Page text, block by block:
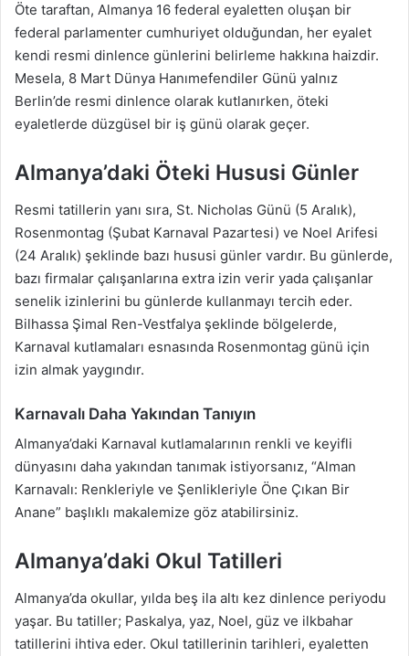
Öte taraftan, Almanya 16 federal eyaletten oluşan bir
federal parlamenter cumhuriyet olduğundan, her eyalet
kendi resmi dinlence günlerini belirleme hakkına haizdir.
Mesela, 8 Mart Dünya Hanımefendiler Günü yalnız
Berlin’de resmi dinlence olarak kutlanırken, öteki
eyaletlerde düzgüsel bir iş günü olarak geçer.
Almanya’daki Öteki Hususi Günler
Resmi tatillerin yanı sıra, St. Nicholas Günü (5 Aralık),
Rosenmontag (Şubat Karnaval Pazartesi) ve Noel Arifesi
(24 Aralık) şeklinde bazı hususi günler vardır. Bu günlerde,
bazı firmalar çalışanlarına extra izin verir yada çalışanlar
senelik izinlerini bu günlerde kullanmayı tercih eder.
Bilhassa Şimal Ren-Vestfalya şeklinde bölgelerde,
Karnaval kutlamaları esnasında Rosenmontag günü için
izin almak yaygındır.
Karnavalı Daha Yakından Tanıyın
Almanya’daki Karnaval kutlamalarının renkli ve keyifli
dünyasını daha yakından tanımak istiyorsanız, “Alman
Karnavalı: Renkleriyle ve Şenlikleriyle Öne Çıkan Bir
Anane” başlıklı makalemize göz atabilirsiniz.
Almanya’daki Okul Tatilleri
Almanya’da okullar, yılda beş ila altı kez dinlence periyodu
yaşar. Bu tatiller; Paskalya, yaz, Noel, güz ve ilkbahar
tatillerini ihtiva eder. Okul tatillerinin tarihleri, eyaletten